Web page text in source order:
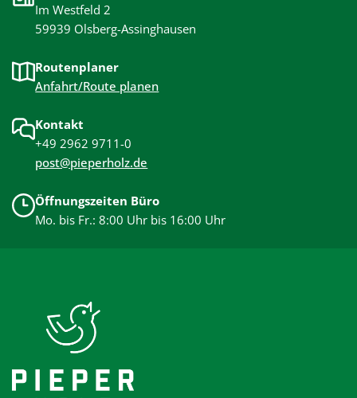
Im Westfeld 2
59939 Olsberg-Assinghausen
Routenplaner
Anfahrt/Route planen
Kontakt
+49 2962 9711-0
post@pieperholz.de
Öffnungszeiten Büro
Mo. bis Fr.: 8:00 Uhr bis 16:00 Uhr